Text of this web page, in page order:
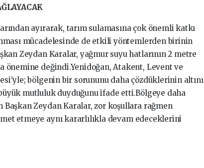
ayırarak, tarım sulamasına çok önemli katkı
mücadelesinde de etkili yöntemlerden birinin
Zeydan Karalar, yağmur suyu hatlarının 2 metre
önemine değindi.Yenidoğan, Atakent, Levent ve
bölgenin bir sorununu daha çözdüklerinin altını
mutluluk duyduğunu ifade etti.Bölgeye daha
Zeydan Karalar, zor koşullara rağmen
etmeye aynı kararlılıkla devam edeceklerini